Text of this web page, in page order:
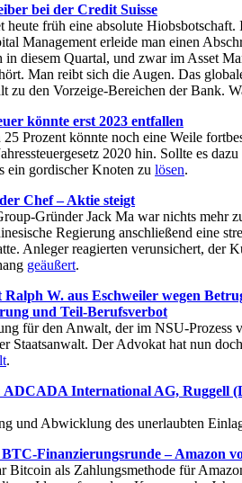
bei der Credit Suisse
heute früh eine absolute
Management erleide man einen
in diesem Quartal, und zwar im Asset
Man reibt sich die Augen. Das
zu den Vorzeige-Bereichen der Bank.
könnte erst 2023 entfallen
Prozent könnte noch eine Weile
2020 hin. Sollte es
ein gordischer Knoten zu lösen.
Chef – Aktie steigt
Gründer Jack Ma war nichts mehr
Regierung anschließend eine
Anleger reagierten verunsichert, der
geäußert.
W. aus Eschweiler wegen
und Teil-Berufs­verbot
für den Anwalt, der im NSU-Prozess
Staatsanwalt. Der Advokat hat nun
.
ADCADA International AG, Ruggell
und Abwicklung des unerlaubten
Finanzierungsrunde – Amazon
Bitcoin als Zahlungsmethode für